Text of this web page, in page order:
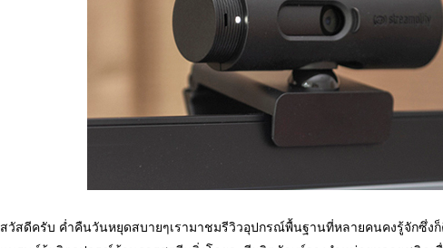
สวัสดีครับ ค่ำคืนวันหยุดสบายๆเรามาชมรีวิวอุปกรณ์พื้นฐานที่หลายคนคงรู้จักซึ่งก็